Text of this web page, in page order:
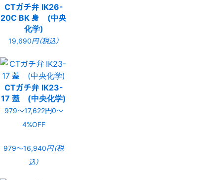
CTガチ弁 IK26-
20C BK 身 (中央
化学)
19,690円（税込）
CTガチ弁 IK23-
17 蓋 (中央化学)
979〜17,622円0〜
4%OFF
979〜16,940円（税
込）